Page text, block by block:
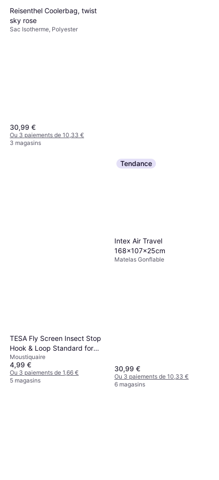
Reisenthel Coolerbag, twist
sky rose
Sac Isotherme, Polyester
30,99 €
Ou 3 paiements de 10,33 €
3 magasins
4 magasins
TESA Fly Screen Insect Stop
Hook & Loop Standard for
Windows 100cm x 100cm
Moustiquaire
4,99 €
Ou 3 paiements de 1,66 €
5 magasins
Tendance
Intex Air Travel
168x107x25cm
Matelas Gonflable
30,99 €
Ou 3 paiements de 10,33 €
6 magasins